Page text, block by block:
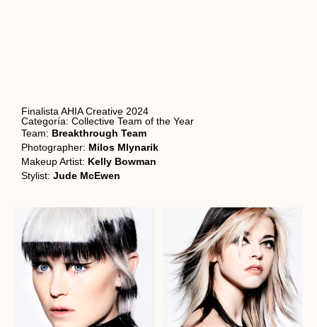
Finalista AHIA Creative 2024
Categoría: Collective Team of the Year
Team: Breakthrough Team
Photographer: Milos Mlynarik
Makeup Artist: Kelly Bowman
Stylist: Jude McEwen